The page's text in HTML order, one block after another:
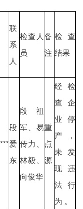
联
系
人
检查人
员
备
注
检查
结果
段
爱
东
段祖
军、易
传力、
林毅、
向俊华
重
点
源
经检
查企
业停
产，
未发
现违
法行
为 。